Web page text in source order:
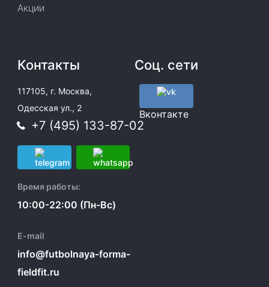
Акции
Контакты
117105, г. Москва,
Одесская ул., 2
+7 (495) 133-87-02
Время работы:
10:00-22:00 (Пн-Вс)
E-mail
info@futbolnaya-forma-
fieldfit.ru
Соц. сети
Вконтакте